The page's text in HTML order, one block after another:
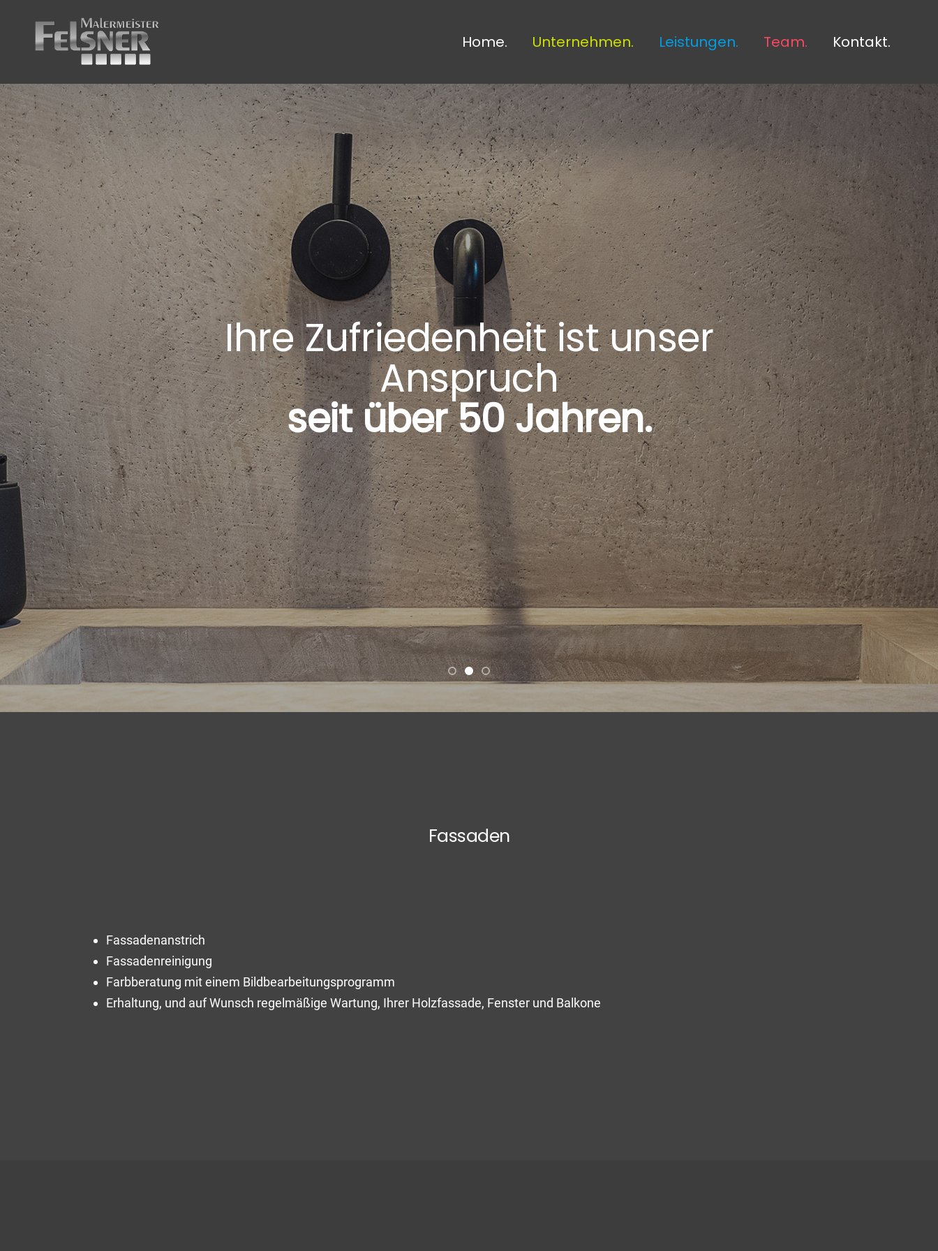
Home. Unternehmen. Leistungen. Team. Kontakt.
Ihre Zufriedenheit ist unser
Anspruch
seit über 50 Jahren.
Fassaden
Fassadenanstrich
Fassadenreinigung
Farbberatung mit einem Bildbearbeitungsprogramm
Erhaltung, und auf Wunsch regelmäßige Wartung, Ihrer Holzfassade, Fenster und Balkone